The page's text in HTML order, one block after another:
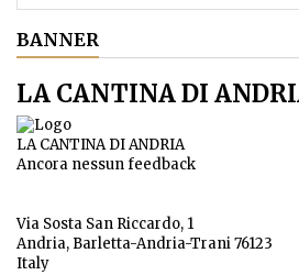
BANNER
LA CANTINA DI
LA CANTINA DI ANDRIA
Ancora nessun feedback
Via Sosta San Riccardo, 1
Andria, Barletta-Andria-Trani 76123
Italy